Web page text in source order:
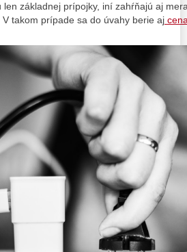
základnej prípojky, iní zahŕňajú aj
takom prípade sa do úvahy berie aj